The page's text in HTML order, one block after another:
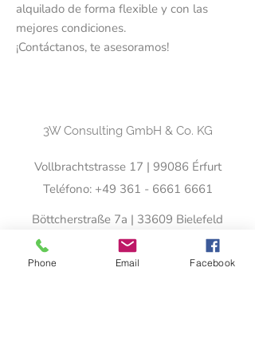
alquilado de forma flexible y con las
mejores condiciones.
¡Contáctanos, te asesoramos!
3W Consulting GmbH & Co. KG
Vollbrachtstrasse 17 | 99086 Érfurt
Teléfono: +49 361 - 6661 6661
Böttcherstraße 7a | 33609 Bielefeld
+49 521 - 3993 9999
Fontainestrasse 12 | 30519 Hannover
Phone Email Facebook